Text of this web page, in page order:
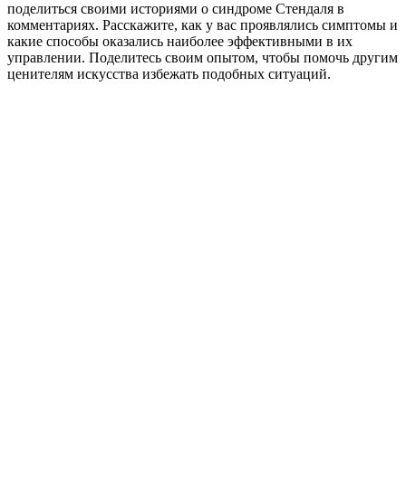
поделиться своими историями о синдроме Стендаля в
комментариях. Расскажите, как у вас проявлялись симптомы и
какие способы оказались наиболее эффективными в их
управлении. Поделитесь своим опытом, чтобы помочь другим
ценителям искусства избежать подобных ситуаций.